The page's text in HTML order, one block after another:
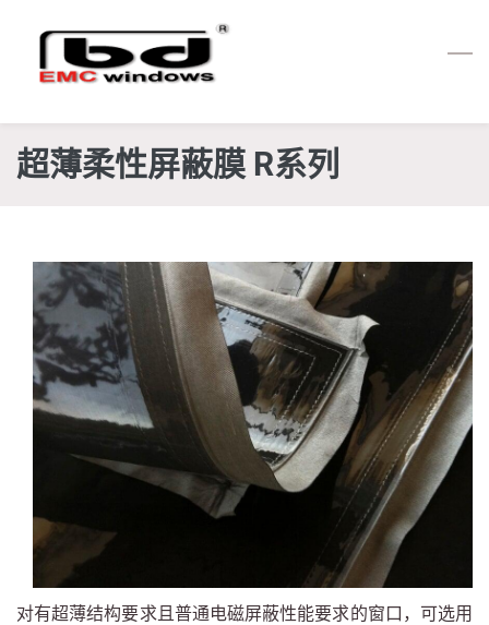
超薄柔性屏蔽膜 R系列
对有超薄结构要求且普通电磁屏蔽性能要求的窗口，可选用